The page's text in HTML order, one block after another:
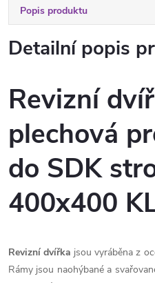
Popis produktu
Detailní popis
Revizní
plechová
do SDK
400x400
Revizní dvířka jsou vyráběna z
Rámy jsou naohýbané a